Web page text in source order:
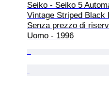
Seiko - Seiko 5
Vintage Striped Black
Senza prezzo di
Uomo - 1996